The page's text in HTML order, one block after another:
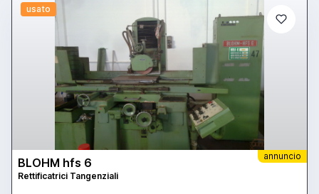
usato
annuncio
BLOHM hfs 6
Rettificatrici Tangenziali